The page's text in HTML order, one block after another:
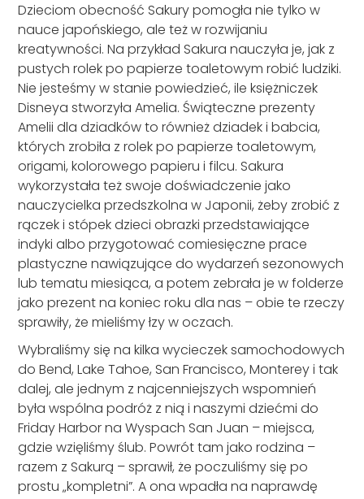
Dzieciom obecność Sakury pomogła nie tylko w
nauce japońskiego, ale też w rozwijaniu
kreatywności. Na przykład Sakura nauczyła je, jak z
pustych rolek po papierze toaletowym robić ludziki.
Nie jesteśmy w stanie powiedzieć, ile księżniczek
Disneya stworzyła Amelia. Świąteczne prezenty
Amelii dla dziadków to również dziadek i babcia,
których zrobiła z rolek po papierze toaletowym,
origami, kolorowego papieru i filcu. Sakura
wykorzystała też swoje doświadczenie jako
nauczycielka przedszkolna w Japonii, żeby zrobić z
rączek i stópek dzieci obrazki przedstawiające
indyki albo przygotować comiesięczne prace
plastyczne nawiązujące do wydarzeń sezonowych
lub tematu miesiąca, a potem zebrała je w folderze
jako prezent na koniec roku dla nas – obie te rzeczy
sprawiły, że mieliśmy łzy w oczach.
Wybraliśmy się na kilka wycieczek samochodowych
do Bend, Lake Tahoe, San Francisco, Monterey i tak
dalej, ale jednym z najcenniejszych wspomnień
była wspólna podróż z nią i naszymi dziećmi do
Friday Harbor na Wyspach San Juan – miejsca,
gdzie wzięliśmy ślub. Powrót tam jako rodzina –
razem z Sakurą – sprawił, że poczuliśmy się po
prostu „kompletni”. A ona wpadła na naprawdę